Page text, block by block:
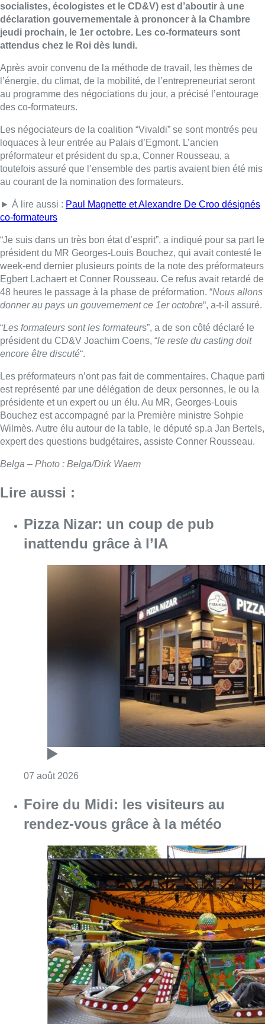
socialistes, écologistes et le CD&V) est d’aboutir à une
déclaration gouvernementale à prononcer à la Chambre
jeudi prochain, le 1er octobre. Les co-formateurs sont
attendus chez le Roi dès lundi.
Après avoir convenu de la méthode de travail, les thèmes de
l’énergie, du climat, de la mobilité, de l’entrepreneuriat seront
au programme des négociations du jour, a précisé l’entourage
des co-formateurs.
Les négociateurs de la coalition “Vivaldi” se sont montrés peu
loquaces à leur entrée au Palais d’Egmont. L’ancien
préformateur et président du sp.a, Conner Rousseau, a
toutefois assuré que l’ensemble des partis avaient bien été mis
au courant de la nomination des formateurs.
► À lire aussi : Paul Magnette et Alexandre De Croo désignés
co-formateurs
“Je suis dans un très bon état d’esprit”, a indiqué pour sa part le
président du MR Georges-Louis Bouchez, qui avait contesté le
week-end dernier plusieurs points de la note des préformateurs
Egbert Lachaert et Conner Rousseau. Ce refus avait retardé de
48 heures le passage à la phase de préformation. “Nous allons
donner au pays un gouvernement ce 1er octobre“, a-t-il assuré.
“Les formateurs sont les formateurs”, a de son côté déclaré le
président du CD&V Joachim Coens, “le reste du casting doit
encore être discuté“.
Les préformateurs n’ont pas fait de commentaires. Chaque parti
est représenté par une délégation de deux personnes, le ou la
présidente et un expert ou un élu. Au MR, Georges-Louis
Bouchez est accompagné par la Première ministre Sohpie
Wilmès. Autre élu autour de la table, le député sp.a Jan Bertels,
expert des questions budgétaires, assiste Conner Rousseau.
Belga – Photo : Belga/Dirk Waem
Lire aussi :
Pizza Nizar: un coup de pub
inattendu grâce à l’IA
07 août 2026
Foire du Midi: les visiteurs au
rendez-vous grâce à la météo